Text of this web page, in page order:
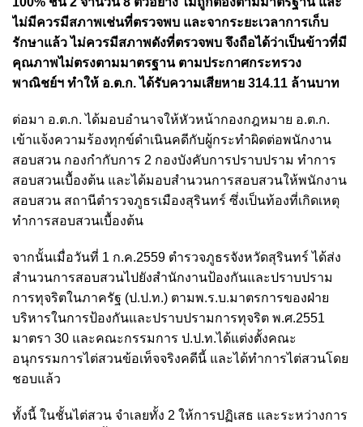
ไม่มีควรมีสภาพเช่นที่ตรวจพบ และจากระยะเวลาการเก็บ
รักษาแล้ว ไม่ควรมีสภาพดังที่ตรวจพบ จึงถือได้ว่าเป็นข้าวที่มี
คุณภาพไม่ตรงตามมาตรฐาน ตามประกาศกระทรวง
พาณิชย์ฯ ทำให้ อ.ต.ก. ได้รับความเสียหาย 314.11 ล้านบาท
ต่อมา อ.ต.ก. ได้มอบอำนาจให้หัวหน้ากองกฎหมาย อ.ต.ก.
เข้าแจ้งความร้องทุกข์ดำเนินคดีกับผู้กระทำผิดต่อพนักงาน
สอบสวน กองกำกับการ 2 กองบังคับการปราบปราม ทำการ
สอบสวนเบื้องต้น และได้มอบสำนวนการสอบสวนให้พนักงาน
สอบสวน สถานีตำรวจภูธรเมืองสุรินทร์ ซึ่งเป็นท้องที่เกิดเหตุ
ทำการสอบสวนเบื้องต้น
จากนั้นเมื่อวันที่ 1 ก.ค.2559 ตำรวจภูธรจังหวัดสุรินทร์ ได้ส่ง
สำนวนการสอบสวนไปยังสำนักงานป้องกันและปราบปราม
การทุจริตในภาครัฐ (ป.ป.ท.) ตามพ.ร.บ.มาตรการของฝ่าย
บริหารในการป้องกันและปราบปรามการทุจริต พ.ศ.2551
มาตรา 30 และคณะกรรมการ ป.ป.ท.ได้แต่งตั้งคณะ
อนุกรรมการไต่สวนข้อเท็จจริงคดีนี้ และได้ทำการไต่สวนโดย
ชอบแล้ว
ทั้งนี้ ในชั้นไต่สวน จำเลยทั้ง 2 ให้การปฏิเสธ และระหว่างการ